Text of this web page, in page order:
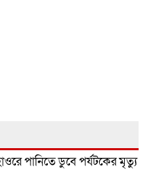
পানিতে ডুবে পর্যটকের মৃত্যু